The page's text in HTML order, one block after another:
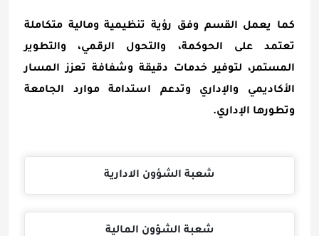
كما يعمل القسم وفق رؤية تنظيمية ومالية متكاملة
تعتمد على الحوكمة، والتحول الرقمي، والتطوير
المستمر، لتوفير خدمات دقيقة وشفافة تعزز المسار
الأكاديمي والإداري وتدعم استدامة موارد الجامعة
وتطورها الإداري.
شعبة الشؤون الادارية
شعبة الشؤون المالية